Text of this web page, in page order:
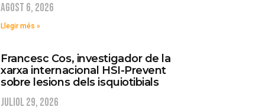
agost 6, 2026
Llegir més »
Francesc Cos, investigador de la
xarxa internacional HSI-Prevent
sobre lesions dels isquiotibials
juliol 29, 2026